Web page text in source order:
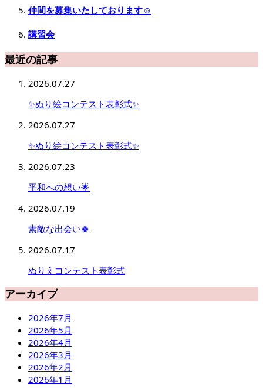
仲間を募集いたしております☺️
講習会
最近の記事
2026.07.27
✨ぬり絵コンテスト表彰式✨
2026.07.27
✨ぬり絵コンテスト表彰式✨
2026.07.23
平和への想い🌟
2026.07.19
素敵な出会い🍀
2026.07.17
ぬりえコンテスト表彰式
アーカイブ
2026年7月
2026年5月
2026年4月
2026年3月
2026年2月
2026年1月